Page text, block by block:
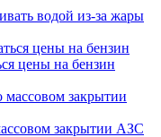
водой из-за жары
цены на бензин
закрытии АЗС